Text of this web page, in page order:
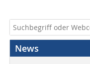
News